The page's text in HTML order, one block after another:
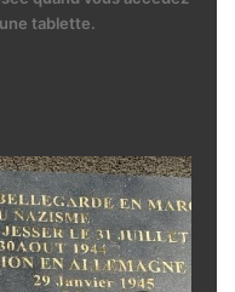
tablette.